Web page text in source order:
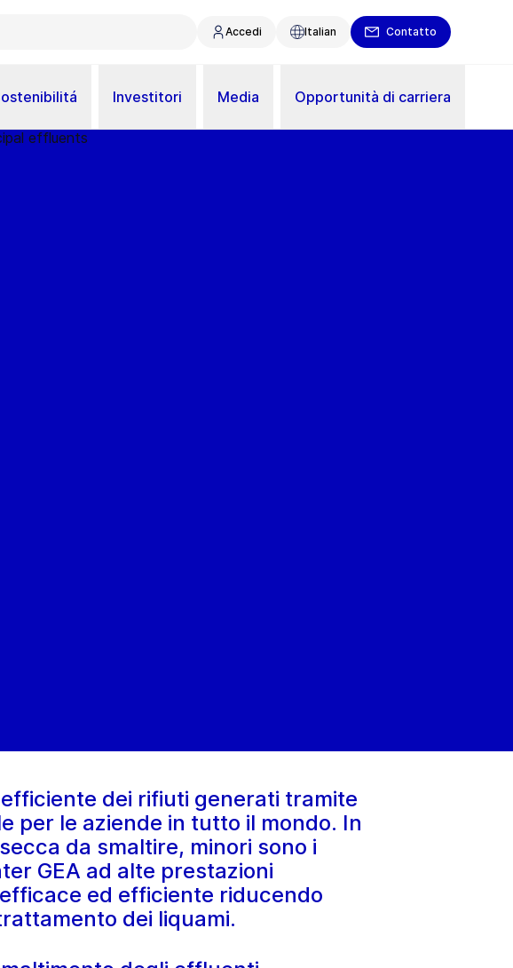
Accedi Italian Contatto
Investitori Media Opportunità di carriera
dei rifiuti generati tramite
per le aziende in tutto il mondo. In
da smaltire, minori sono i
GEA ad alte prestazioni
ed efficiente riducendo
dei liquami.